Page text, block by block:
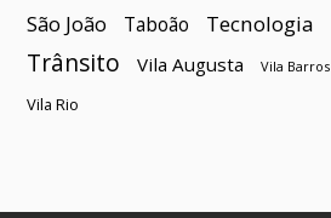
São João Taboão Tecnologia
Trânsito Vila Augusta Vila Barros
Vila Rio